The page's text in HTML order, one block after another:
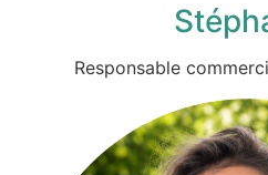
Responsable